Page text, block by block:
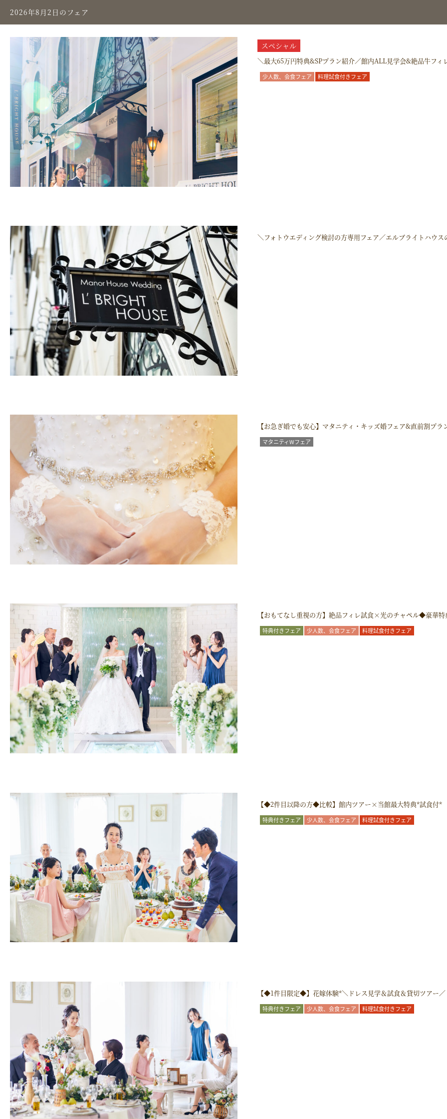
2026年8月2日のフェア
スペシャル
＼最大65万円特典&SPプラン紹介／館内ALL見学会&絶品牛フ
少人数、会食フェア 料理試食付きフェア
＼フォトウエディング検討の方専用フェア／エルブライトハウ
【お急ぎ婚でも安心】マタニティ・キッズ婚フェア&直前割プラ
マタニティWフェア
【おもてなし重視の方】絶品フィレ試食×光のチャペル◆豪華特
特典付きフェア 少人数、会食フェア 料理試食付きフェア
【◆2件目以降の方◆比較】館内ツアー×当館最大特典*試食付*
特典付きフェア 少人数、会食フェア 料理試食付きフェア
【◆1件目限定◆】花嫁体験*＼ドレス見学＆試食＆貸切ツアー／
特典付きフェア 少人数、会食フェア 料理試食付きフェア